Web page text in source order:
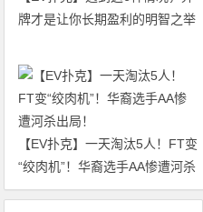
牌才是让你长期盈利的明智之举
【EV扑克】一天淘汰5人！FT变
“绞肉机”！华裔选手AA惨遭河杀
出局！